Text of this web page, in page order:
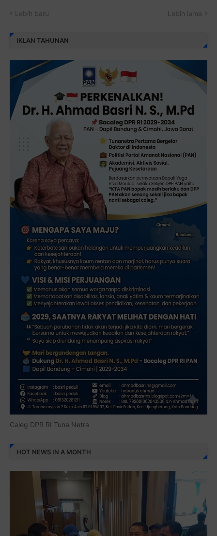
Lebih baru Lebih lama
IKLAN TAHUNAN
Caleg DPR RI Tuna Netra
HOT NEWS IN A MONTH